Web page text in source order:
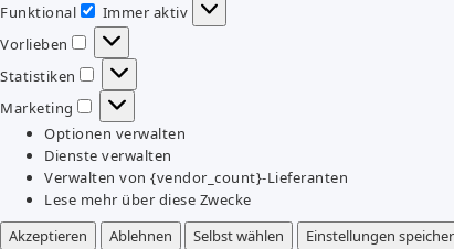
Funktional
Funktional
Immer aktiv
Vorlieben
Vorlieben
Statistiken
Statistiken
Marketing
Marketing
Optionen verwalten
Dienste verwalten
Verwalten von {vendor_count}-Lieferanten
Lese mehr über diese Zwecke
Akzeptieren
Ablehnen Selbst wählen Einstellungen